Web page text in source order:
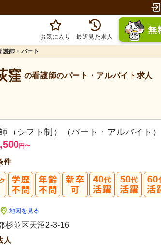
お気に入り 最近見た求人
無
護師・パート
窪 の看護師のパート・アルバイト求人
（シフト制）（パート・アルバイト）
円〜
件
地図を見る
杉並区天沼2-3-16
人